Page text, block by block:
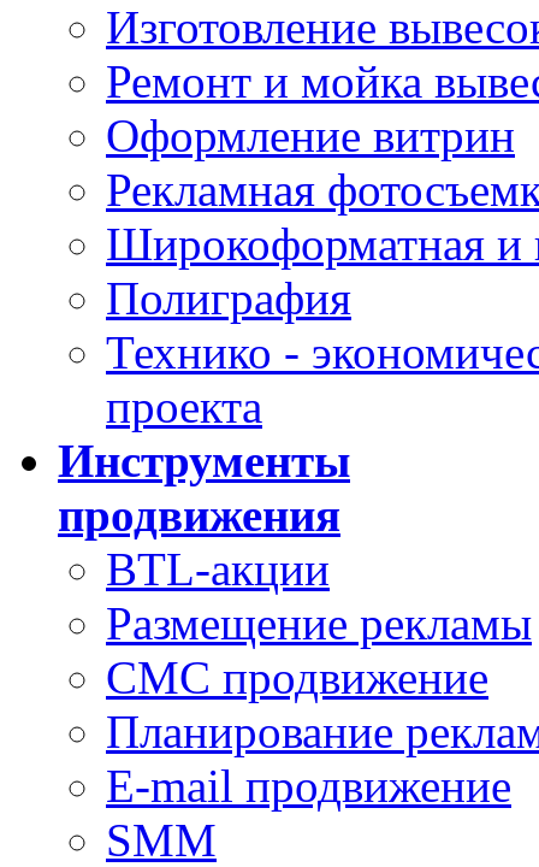
Изготовление
Ремонт и мойка
Оформление витрин
Рекламная
Широкоформатная и
Полиграфия
Технико -
проекта
Инструменты
продвижения
BTL-акции
Размещение рекламы
СМС продвижение
Планирование
E-mail продвижение
SMM